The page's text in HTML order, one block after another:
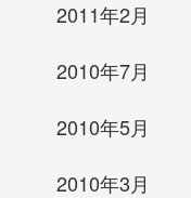
2011年2月
2010年7月
2010年5月
2010年3月